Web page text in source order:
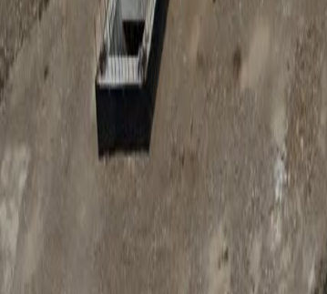
Anunțuri publice